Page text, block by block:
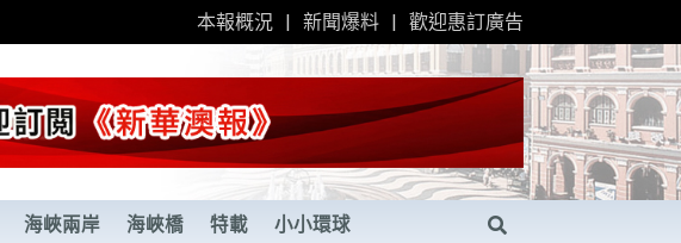
本報概況 新聞爆料 歡迎惠訂廣告
海峽兩岸 海峽橋 特載 小小環球